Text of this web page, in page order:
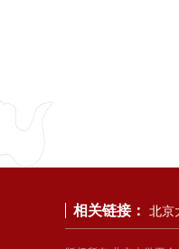
相关链接： 北京